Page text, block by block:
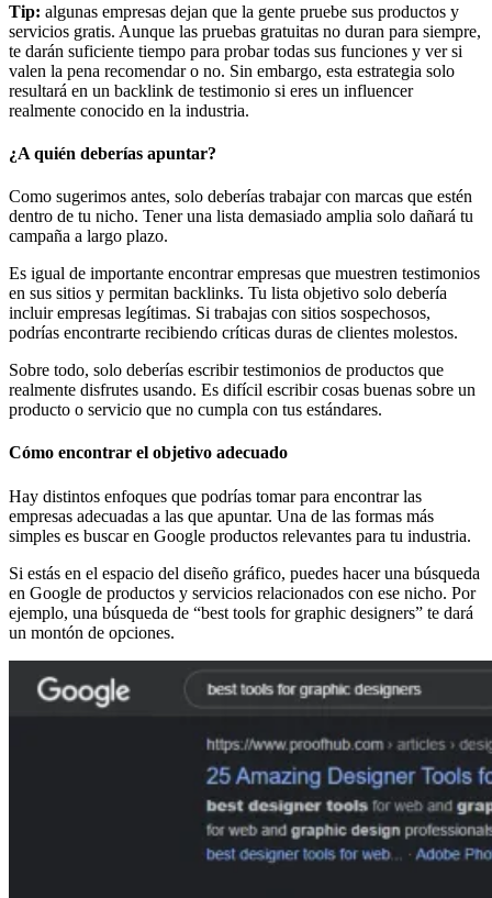
Tip: algunas empresas dejan que la gente pruebe sus productos y
servicios gratis. Aunque las pruebas gratuitas no duran para siempre,
te darán suficiente tiempo para probar todas sus funciones y ver si
valen la pena recomendar o no. Sin embargo, esta estrategia solo
resultará en un backlink de testimonio si eres un influencer
realmente conocido en la industria.
¿A quién deberías apuntar?
Como sugerimos antes, solo deberías trabajar con marcas que estén
dentro de tu nicho. Tener una lista demasiado amplia solo dañará tu
campaña a largo plazo.
Es igual de importante encontrar empresas que muestren testimonios
en sus sitios y permitan backlinks. Tu lista objetivo solo debería
incluir empresas legítimas. Si trabajas con sitios sospechosos,
podrías encontrarte recibiendo críticas duras de clientes molestos.
Sobre todo, solo deberías escribir testimonios de productos que
realmente disfrutes usando. Es difícil escribir cosas buenas sobre un
producto o servicio que no cumpla con tus estándares.
Cómo encontrar el objetivo adecuado
Hay distintos enfoques que podrías tomar para encontrar las
empresas adecuadas a las que apuntar. Una de las formas más
simples es buscar en Google productos relevantes para tu industria.
Si estás en el espacio del diseño gráfico, puedes hacer una búsqueda
en Google de productos y servicios relacionados con ese nicho. Por
ejemplo, una búsqueda de “best tools for graphic designers” te dará
un montón de opciones.